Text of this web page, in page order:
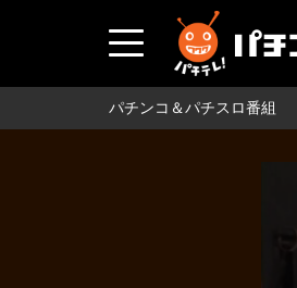
パチンコ＆パチスロ番組